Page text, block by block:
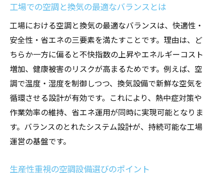
工場での空調と換気の最適なバランスとは
工場における空調と換気の最適なバランスは、快適性・
安全性・省エネの三要素を満たすことです。理由は、ど
ちらか一方に偏ると不快指数の上昇やエネルギーコスト
増加、健康被害のリスクが高まるためです。例えば、空
調で温度・湿度を制御しつつ、換気設備で新鮮な空気を
循環させる設計が有効です。これにより、熱中症対策や
作業効率の維持、省エネ運用が同時に実現可能となりま
す。バランスのとれたシステム設計が、持続可能な工場
運営の基盤です。
生産性重視の空調設備選びのポイント